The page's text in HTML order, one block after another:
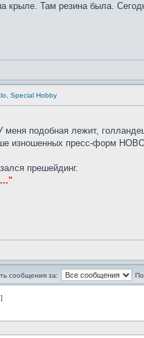
крыле. Там резина была.
Special Hobby
меня подобная лежит,
изношенных пресс-форм
прешейдинг.
сообщения за: